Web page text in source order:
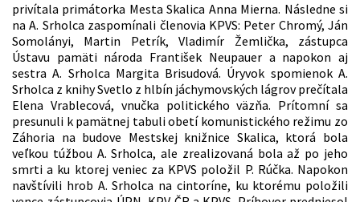
privítala primátorka Mesta Skalica Anna Mierna. Následne si
na A. Srholca zaspomínali členovia KPVS: Peter Chromý, Ján
Somolányi, Martin Petrík, Vladimír Žemlička, zástupca
Ústavu pamäti národa František Neupauer a napokon aj
sestra A. Srholca Margita Brisudová. Úryvok spomienok A.
Srholca z knihy Svetlo z hlbín jáchymovských lágrov prečítala
Elena Vrablecová, vnučka politického väzňa. Prítomní sa
presunuli k pamätnej tabuli obetí komunistického režimu zo
Záhoria na budove Mestskej knižnice Skalica, ktorá bola
veľkou túžbou A. Srholca, ale zrealizovaná bola až po jeho
smrti a ku ktorej veniec za KPVS položil P. Rúčka. Napokon
navštívili hrob A. Srholca na cintoríne, ku ktorému položili